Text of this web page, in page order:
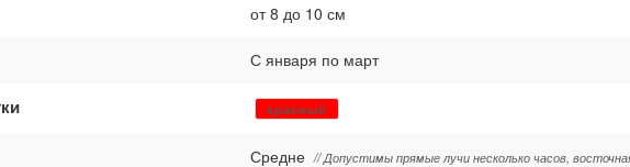
от 8 до 10 см
С января по март
красный
Средне // Допустимы прямые лучи несколько часов,